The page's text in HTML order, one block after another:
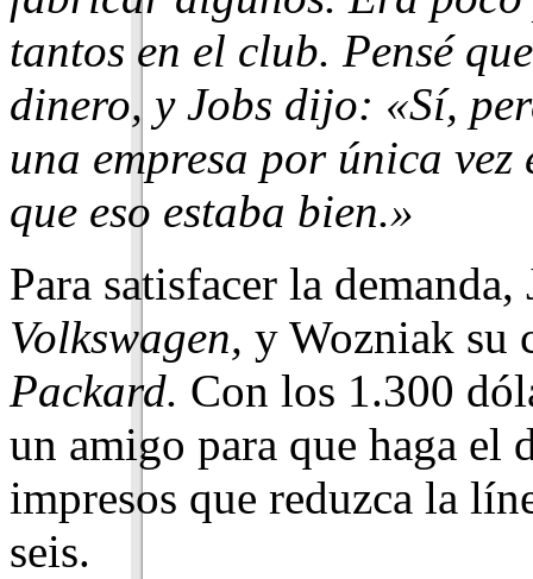
tantos en el club. Pensé
dinero, y Jobs dijo: «Sí,
una empresa por única vez
que eso es­taba bien.»
Para satisfacer la
Volkswagen, y Woz­niak su
Packard. Con los 1.300
un amigo para que ha­ga el
im­presos que reduzca la
seis.